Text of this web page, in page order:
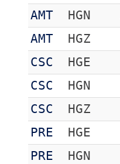
AMT
HGN
AMT
HGZ
CSC
HGE
CSC
HGN
CSC
HGZ
PRE
HGE
PRE
HGN